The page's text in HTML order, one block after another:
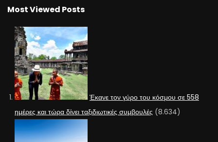
Most Viewed Posts
Έκανε τον γύρο του κόσμου σε 558
ημέρες και τώρα δίνει ταξιδιωτικές συμβουλές (8.634)